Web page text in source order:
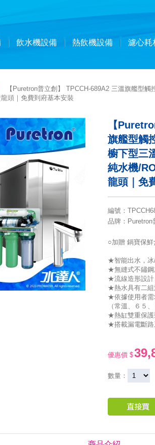
飲水機設備 熱飲機設備 濾心耗
【Puretron普立創】 TPCCH-689A2 三溫旗艦型
頭｜免費到府基本安裝
【
旗艦型觸
櫥下型三
純水機/
龍頭｜免
編號 ：
品牌 ：Puretron
○加贈 鍋寶保鮮
★智能出水，冰
★無縫式不鏽鋼
★流線造形設計
★熱水具有二組
★依據使用者需
（常溫、６５
★熱缸雙重保護
★搭載漏電斷路
優惠價 $
數量：